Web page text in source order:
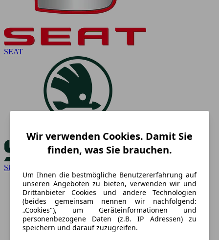
SEAT
Skoda
Wir verwenden Cookies. Damit Sie
finden, was Sie brauchen.
Um Ihnen die bestmögliche Benutzererfahrung auf
unseren Angeboten zu bieten, verwenden wir und
Drittanbieter Cookies und andere Technologien
(beides gemeinsam nennen wir nachfolgend:
„Cookies"), um Geräteinformationen und
personenbezogene Daten (z.B. IP Adressen) zu
speichern und darauf zuzugreifen.